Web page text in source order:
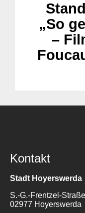
„So
–
Kontakt
Stadt Hoyerswerda
S.-G.-Frentzel-
02977 Hoyerswerda